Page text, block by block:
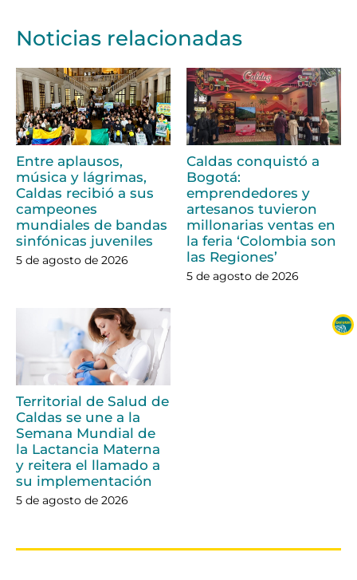
Noticias relacionadas
Entre aplausos,
música y lágrimas,
Caldas recibió a sus
campeones
mundiales de bandas
sinfónicas juveniles
5 de agosto de 2026
Caldas conquistó a
Bogotá:
emprendedores y
artesanos tuvieron
millonarias ventas en
la feria ‘Colombia son
las Regiones’
5 de agosto de 2026
Territorial de Salud de
Caldas se une a la
Semana Mundial de
la Lactancia Materna
y reitera el llamado a
su implementación
5 de agosto de 2026